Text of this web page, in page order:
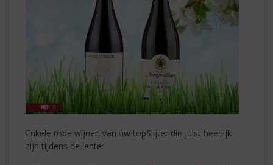
Enkele rode wijnen van úw topSlijter die juist heerlijk
zijn tijdens de lente: